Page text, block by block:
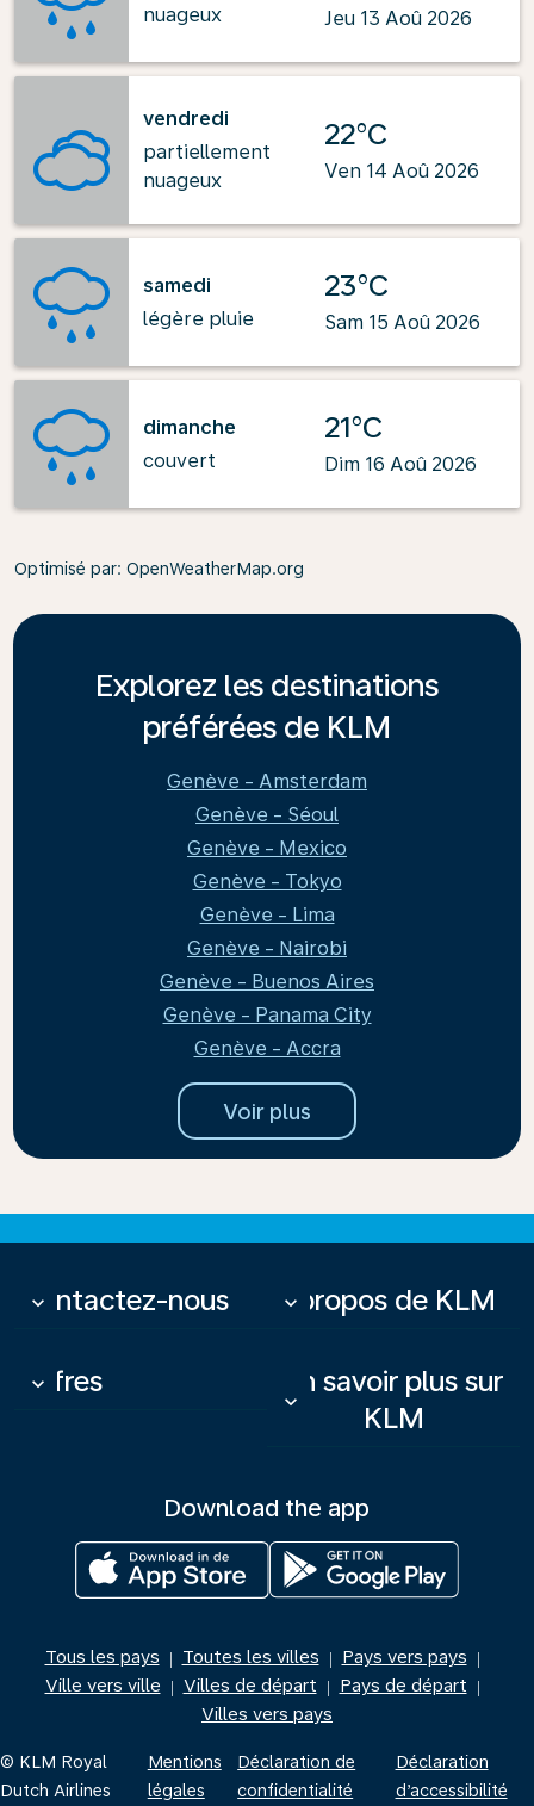
nuageux
Jeu 13 Aoû 2026
vendredi
partiellement
nuageux
22°C
Ven 14 Aoû 2026
samedi
légère pluie
23°C
Sam 15 Aoû 2026
dimanche
couvert
21°C
Dim 16 Aoû 2026
Optimisé par: OpenWeatherMap.org
Explorez les destinations
préférées de KLM
Genève - Amsterdam
Genève - Séoul
Genève - Mexico
Genève - Tokyo
Genève - Lima
Genève - Nairobi
Genève - Buenos Aires
Genève - Panama City
Genève - Accra
Voir plus
Contactez-nous
keyboard_arrow_down À propos de KLM
keyboard_arrow_down
Offres
keyboard_arrow_down
En savoir plus sur
KLM
keyboard_arrow_down
Download the app
Tous les pays | Toutes les villes | Pays vers pays |
Ville vers ville | Villes de départ | Pays de départ |
Villes vers pays
© KLM Royal
Dutch Airlines
Mentions
légales
Déclaration de
confidentialité
Déclaration
d’accessibilité